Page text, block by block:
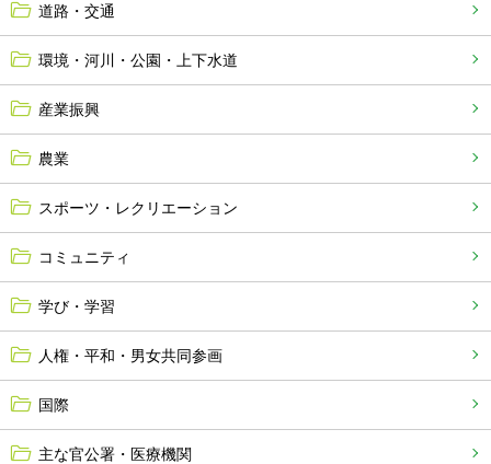
道路・交通
環境・河川・公園・上下水道
産業振興
農業
スポーツ・レクリエーション
コミュニティ
学び・学習
人権・平和・男女共同参画
国際
主な官公署・医療機関